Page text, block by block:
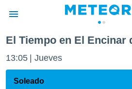
de
por
El Tiempo en El Encinar
13:05 Jueves
Soleado